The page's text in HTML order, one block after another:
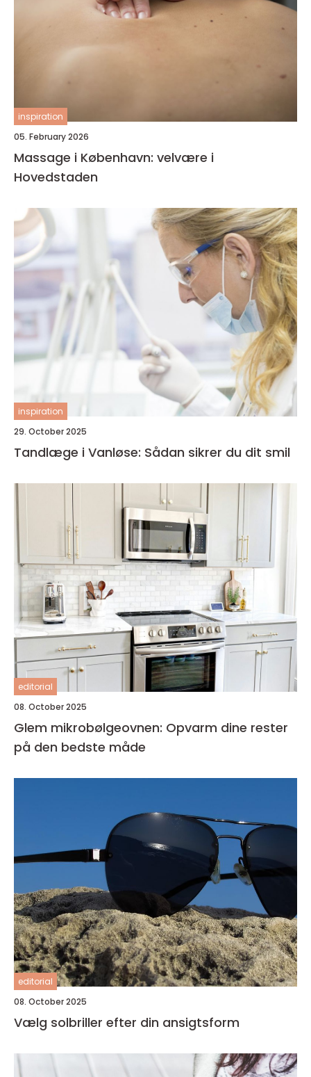
inspiration
05. February 2026
Massage i København: velvære i
Hovedstaden
inspiration
29. October 2025
Tandlæge i Vanløse: Sådan sikrer du dit smil
editorial
08. October 2025
Glem mikrobølgeovnen: Opvarm dine rester
på den bedste måde
editorial
08. October 2025
Vælg solbriller efter din ansigtsform